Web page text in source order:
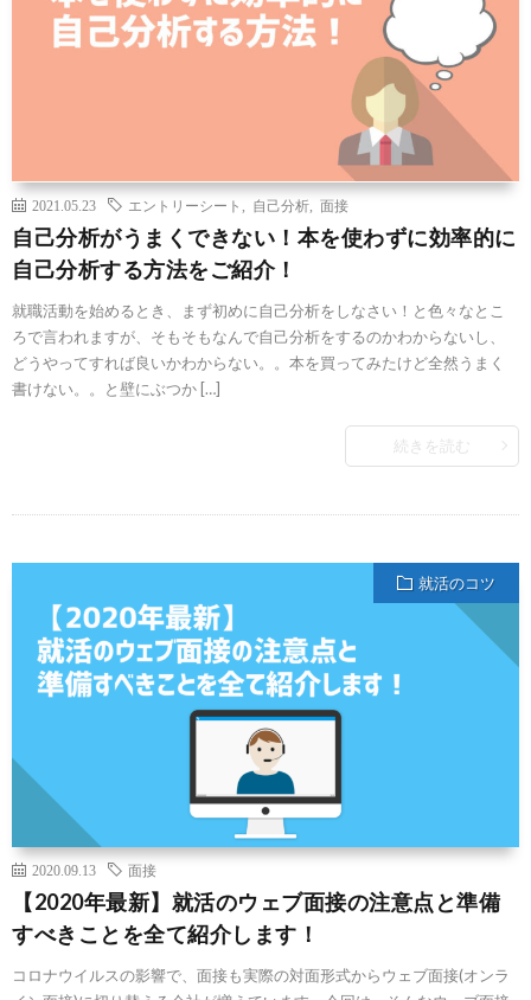
2021.05.23 エントリーシート 自己分析 面接
自己分析がうまくできない！本を使わずに効率的に
自己分析する方法をご紹介！
就職活動を始めるとき、まず初めに自己分析をしなさい！と色々なとこ
ろで言われますが、そもそもなんで自己分析をするのかわからないし、
どうやってすれば良いかわからない。。本を買ってみたけど全然うまく
書けない。。と壁にぶつか […]
続きを読む
就活のコツ
2020.09.13 面接
【2020年最新】就活のウェブ面接の注意点と準備
すべきことを全て紹介します！
コロナウイルスの影響で、面接も実際の対面形式からウェブ面接(オンラ